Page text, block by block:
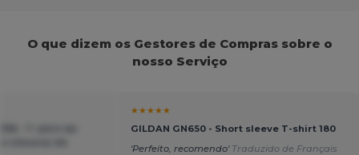
O que dizem os Gestores de Compras sobre o
nosso Serviço
★★★★★
GILDAN GN650 - Short sleeve T-shirt 180
'Perfeito, recomendo' Traduzido de Français